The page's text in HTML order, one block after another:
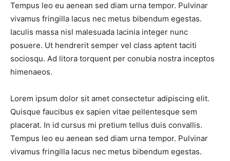
Tempus leo eu aenean sed diam urna tempor. Pulvinar
vivamus fringilla lacus nec metus bibendum egestas.
Iaculis massa nisl malesuada lacinia integer nunc
posuere. Ut hendrerit semper vel class aptent taciti
sociosqu. Ad litora torquent per conubia nostra inceptos
himenaeos.
Lorem ipsum dolor sit amet consectetur adipiscing elit.
Quisque faucibus ex sapien vitae pellentesque sem
placerat. In id cursus mi pretium tellus duis convallis.
Tempus leo eu aenean sed diam urna tempor. Pulvinar
vivamus fringilla lacus nec metus bibendum egestas.